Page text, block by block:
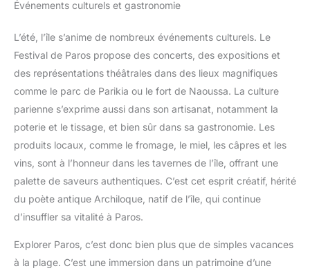
Événements culturels et gastronomie
L’été, l’île s’anime de nombreux événements culturels. Le
Festival de Paros propose des concerts, des expositions et
des représentations théâtrales dans des lieux magnifiques
comme le parc de Parikia ou le fort de Naoussa. La culture
parienne s’exprime aussi dans son artisanat, notamment la
poterie et le tissage, et bien sûr dans sa gastronomie. Les
produits locaux, comme le fromage, le miel, les câpres et les
vins, sont à l’honneur dans les tavernes de l’île, offrant une
palette de saveurs authentiques. C’est cet esprit créatif, hérité
du poète antique Archiloque, natif de l’île, qui continue
d’insuffler sa vitalité à Paros.
Explorer Paros, c’est donc bien plus que de simples vacances
à la plage. C’est une immersion dans un patrimoine d’une